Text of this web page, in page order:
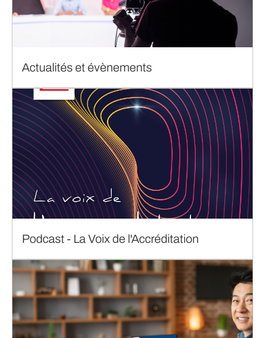
Actualités et évènements
Podcast - La Voix de l'Accréditation